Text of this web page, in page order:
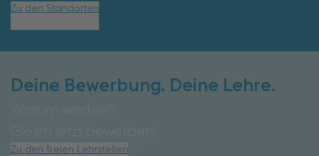
Zu den Standorten
Deine Bewerbung. Deine Lehre.
Warum warten?
Gleich jetzt bewerben.
Zu den freien Lehrstellen